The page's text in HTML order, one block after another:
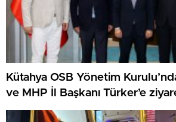
Kütahya OSB Yönetim
ve MHP İl Başkanı Türker’e